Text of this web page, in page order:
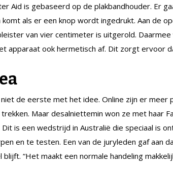
Aid is gebaseerd op de plakbandhouder. Er
als er een knop wordt ingedrukt. Aan de
van vier centimeter is uitgerold.
apparaat ook hermetisch af. Dit zorgt ervoor
de eerste met het idee. Online zijn er meer
Maar desalniettemin won ze met haar
is een wedstrijd in Australië die speciaal is
en te testen. Een van de juryleden gaf aan
“Het maakt een normale handeling